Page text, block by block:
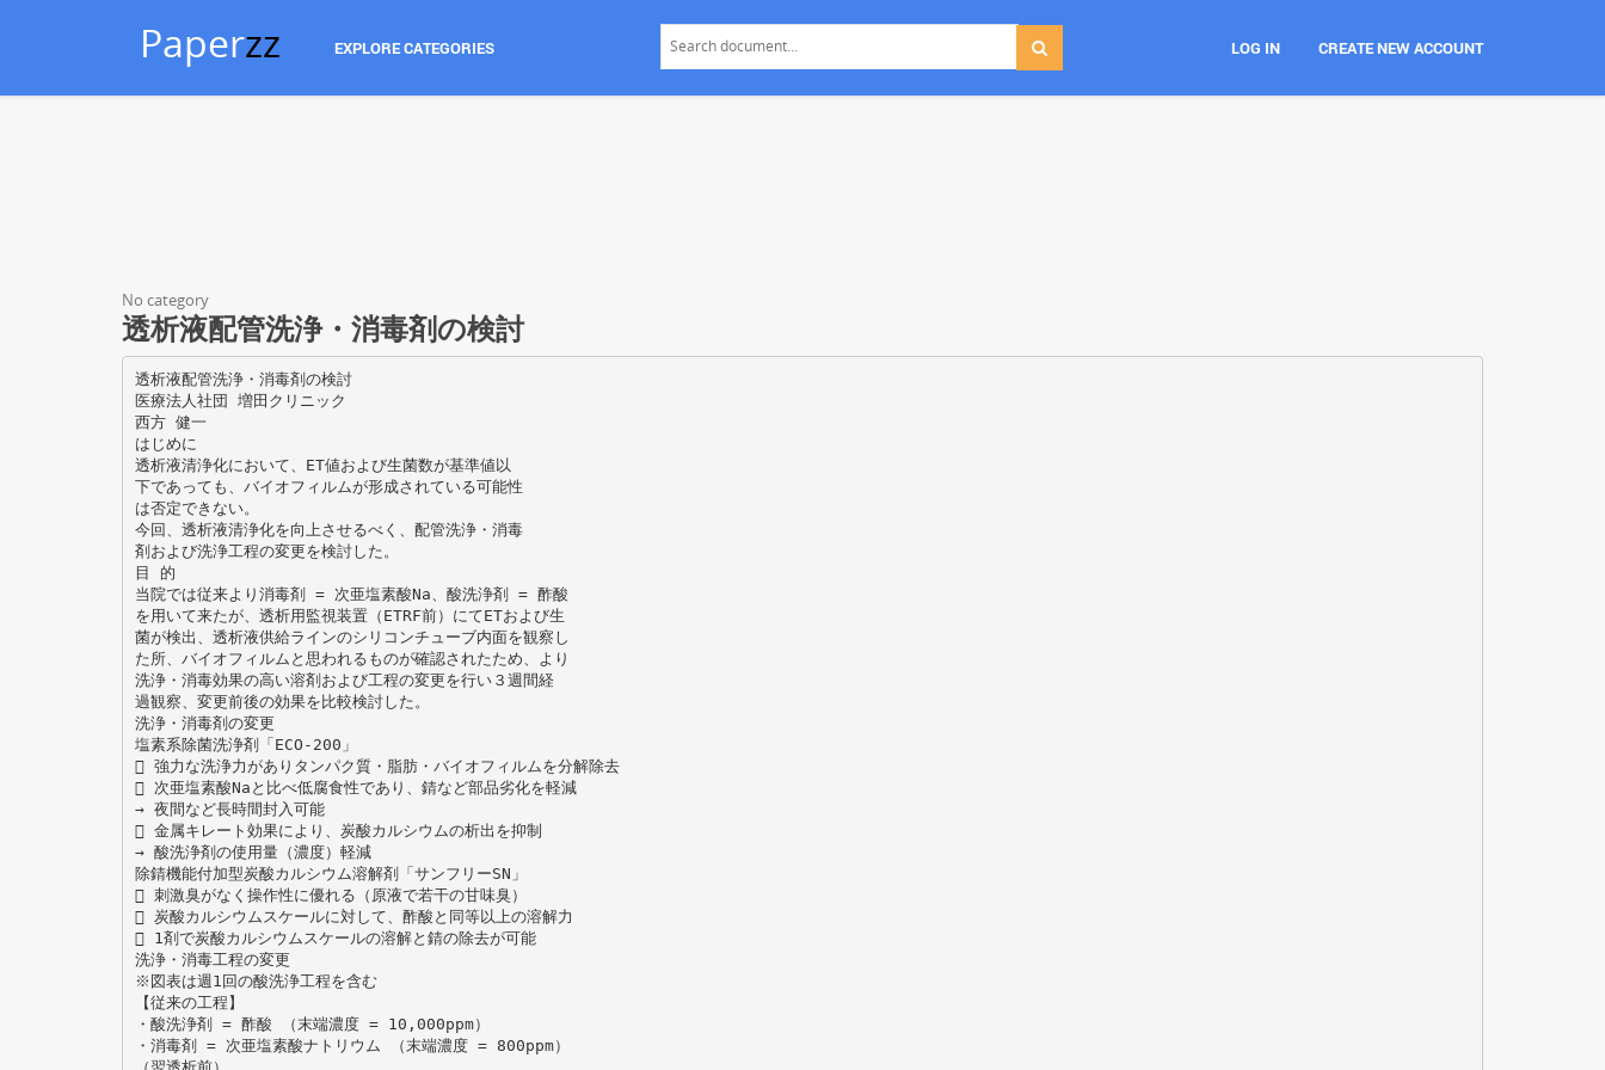
Paperzz EXPLORE CATEGORIES LOG IN CREATE NEW ACCOUNT
No category
透析液配管洗浄・消毒剤の検討
透析液配管洗浄・消毒剤の検討
医療法人社団 増田クリニック
西方 健一
はじめに
透析液清浄化において、ET値および生菌数が基準値以
下であっても、バイオフィルムが形成されている可能性
は否定できない。
今回、透析液清浄化を向上させるべく、配管洗浄・消毒
剤および洗浄工程の変更を検討した。
目 的
当院では従来より消毒剤 = 次亜塩素酸Na、酸洗浄剤 = 酢酸
を用いて来たが、透析用監視装置（ETRF前）にてETおよび生
菌が検出、透析液供給ラインのシリコンチューブ内面を観察し
た所、バイオフィルムと思われるものが確認されたため、より
洗浄・消毒効果の高い溶剤および工程の変更を行い３週間経
過観察、変更前後の効果を比較検討した。
洗浄・消毒剤の変更
塩素系除菌洗浄剤「ECO-200」
 強力な洗浄力がありタンパク質・脂肪・バイオフィルムを分解除去
 次亜塩素酸Naと比べ低腐食性であり、錆など部品劣化を軽減
→ 夜間など長時間封入可能
 金属キレート効果により、炭酸カルシウムの析出を抑制
→ 酸洗浄剤の使用量（濃度）軽減
除錆機能付加型炭酸カルシウム溶解剤「サンフリーSN」
 刺激臭がなく操作性に優れる（原液で若干の甘味臭）
 炭酸カルシウムスケールに対して、酢酸と同等以上の溶解力
 1剤で炭酸カルシウムスケールの溶解と錆の除去が可能
洗浄・消毒工程の変更
※図表は週1回の酸洗浄工程を含む
【従来の工程】
・酸洗浄剤 = 酢酸 （末端濃度 = 10,000ppm）
・消毒剤 = 次亜塩素酸ナトリウム （末端濃度 = 800ppm）
（翌透析前）